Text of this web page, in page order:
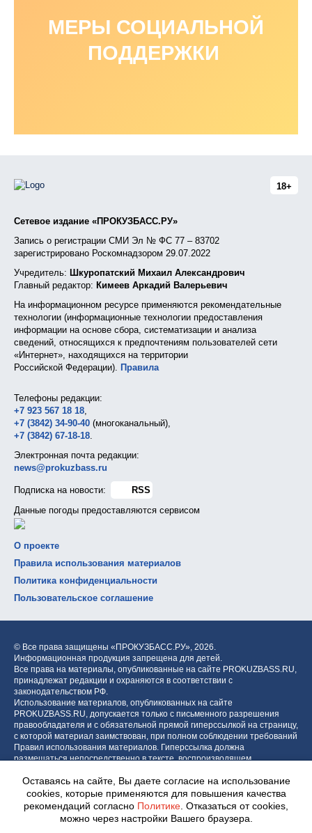
МЕРЫ СОЦИАЛЬНОЙ
ПОДДЕРЖКИ
18+
Сетевое издание «ПРОКУЗБАСС.РУ»
Запись о регистрации СМИ Эл № ФС 77 – 83702
зарегистрировано Роскомнадзором 29.07.2022
Учредитель: Шкуропатский Михаил Александрович
Главный редактор: Кимеев Аркадий Валерьевич
На информационном ресурсе применяются рекомендательные
технологии (информационные технологии предоставления
информации на основе сбора, систематизации и анализа
сведений, относящихся к предпочтениям пользователей сети
«Интернет», находящихся на территории
Российской Федерации). Правила
Телефоны редакции:
+7 923 567 18 18,
+7 (3842) 34-90-40 (многоканальный),
+7 (3842) 67-18-18.
Электронная почта редакции:
news@prokuzbass.ru
Подписка на новости:
RSS
Данные погоды предоставляются сервисом
О проекте
Правила использования материалов
Политика конфиденциальности
Пользовательское соглашение
© Все права защищены «ПРОКУЗБАСС.РУ», 2026.
Информационная продукция запрещена для детей.
Все права на материалы, опубликованные на сайте PROKUZBASS.RU,
принадлежат редакции и охраняются в соответствии с
законодательством РФ.
Использование материалов, опубликованных на сайте
PROKUZBASS.RU, допускается только с письменного разрешения
правообладателя и с обязательной прямой гиперссылкой на страницу,
с которой материал заимствован, при полном соблюдении требований
Правил использования материалов. Гиперссылка должна
размещаться непосредственно в тексте, воспроизводящем
блока.
Оставаясь на сайте, Вы даете согласие на использование
cookies, которые применяются для повышения качества
рекомендаций согласно Политике . Отказаться от cookies,
можно через настройки Вашего браузера.